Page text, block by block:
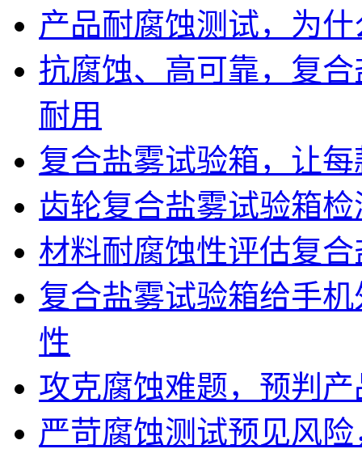
产品耐腐蚀测试，为
抗腐蚀、高可靠，复
耐用
复合盐雾试验箱，让
齿轮复合盐雾试验箱
材料耐腐蚀性评估复
复合盐雾试验箱给手
性
攻克腐蚀难题，预判
严苛腐蚀测试预见风